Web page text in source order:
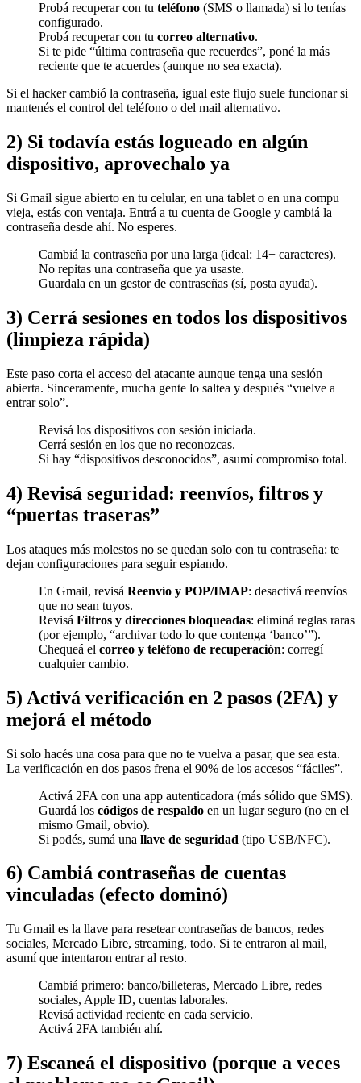
Probá recuperar con tu teléfono (SMS o llamada) si lo tenías
configurado.
Probá recuperar con tu correo alternativo.
Si te pide “última contraseña que recuerdes”, poné la más
reciente que te acuerdes (aunque no sea exacta).
Si el hacker cambió la contraseña, igual este flujo suele funcionar si
mantenés el control del teléfono o del mail alternativo.
2) Si todavía estás logueado en algún
dispositivo, aprovechalo ya
Si Gmail sigue abierto en tu celular, en una tablet o en una compu
vieja, estás con ventaja. Entrá a tu cuenta de Google y cambiá la
contraseña desde ahí. No esperes.
Cambiá la contraseña por una larga (ideal: 14+ caracteres).
No repitas una contraseña que ya usaste.
Guardala en un gestor de contraseñas (sí, posta ayuda).
3) Cerrá sesiones en todos los dispositivos
(limpieza rápida)
Este paso corta el acceso del atacante aunque tenga una sesión
abierta. Sinceramente, mucha gente lo saltea y después “vuelve a
entrar solo”.
Revisá los dispositivos con sesión iniciada.
Cerrá sesión en los que no reconozcas.
Si hay “dispositivos desconocidos”, asumí compromiso total.
4) Revisá seguridad: reenvíos, filtros y
“puertas traseras”
Los ataques más molestos no se quedan solo con tu contraseña: te
dejan configuraciones para seguir espiando.
En Gmail, revisá Reenvío y POP/IMAP: desactivá reenvíos
que no sean tuyos.
Revisá Filtros y direcciones bloqueadas: eliminá reglas raras
(por ejemplo, “archivar todo lo que contenga ‘banco’”).
Chequeá el correo y teléfono de recuperación: corregí
cualquier cambio.
5) Activá verificación en 2 pasos (2FA) y
mejorá el método
Si solo hacés una cosa para que no te vuelva a pasar, que sea esta.
La verificación en dos pasos frena el 90% de los accesos “fáciles”.
Activá 2FA con una app autenticadora (más sólido que SMS).
Guardá los códigos de respaldo en un lugar seguro (no en el
mismo Gmail, obvio).
Si podés, sumá una llave de seguridad (tipo USB/NFC).
6) Cambiá contraseñas de cuentas
vinculadas (efecto dominó)
Tu Gmail es la llave para resetear contraseñas de bancos, redes
sociales, Mercado Libre, streaming, todo. Si te entraron al mail,
asumí que intentaron entrar al resto.
Cambiá primero: banco/billeteras, Mercado Libre, redes
sociales, Apple ID, cuentas laborales.
Revisá actividad reciente en cada servicio.
Activá 2FA también ahí.
7) Escaneá el dispositivo (porque a veces